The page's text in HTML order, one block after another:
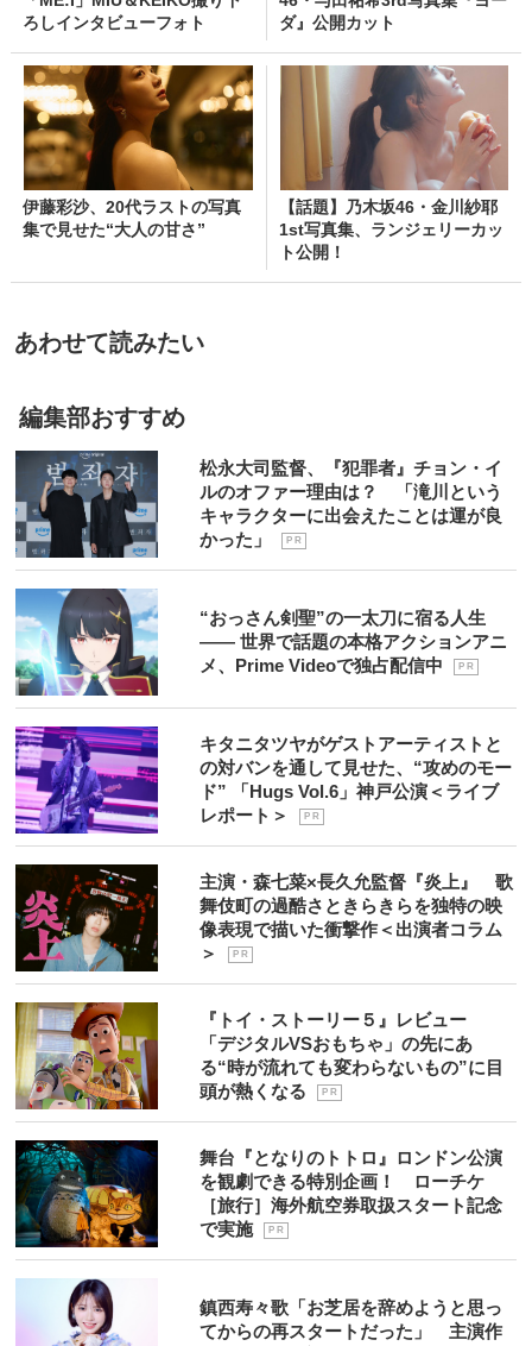
ろしインタビューフォト
ダ』公開カット
伊藤彩沙、20代ラストの写真
集で見せた“大人の甘さ”
【話題】乃木坂46・金川紗耶
1st写真集、ランジェリーカッ
ト公開！
あわせて読みたい
編集部おすすめ
松永大司監督、『犯罪者』チョン・イ
ルのオファー理由は？ 「滝川という
キャラクターに出会えたことは運が良
かった」
P R
“おっさん剣聖”の一太刀に宿る人生
―― 世界で話題の本格アクションアニ
メ、Prime Videoで独占配信中
P R
キタニタツヤがゲストアーティストと
の対バンを通して見せた、“攻めのモー
ド” 「Hugs Vol.6」神戸公演＜ライブ
レポート＞
P R
主演・森七菜×長久允監督『炎上』 歌
舞伎町の過酷さときらきらを独特の映
像表現で描いた衝撃作＜出演者コラム
＞
P R
『トイ・ストーリー５』レビュー
「デジタルVSおもちゃ」の先にあ
る“時が流れても変わらないもの”に目
頭が熱くなる
P R
舞台『となりのトトロ』ロンドン公演
を観劇できる特別企画！ ローチケ
［旅行］海外航空券取扱スタート記念
で実施
P R
鎮西寿々歌「お芝居を辞めようと思っ
てからの再スタートだった」 主演作